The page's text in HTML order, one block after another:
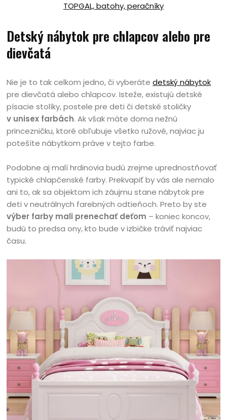
TOPGAL, batohy, peračníky
Detský nábytok pre chlapcov alebo pre
dievčatá
Nie je to tak celkom jedno, či vyberátedetský nábytok
pre dievčatá alebo chlapcov. Isteže, existujú detské
písacie stolíky, postele pre deti či detské stoličky
v unisex farbách. Ak však máte doma nežnú
princezničku, ktoré obľubuje všetko ružové, najviac ju
potešíte nábytkom práve v tejto farbe.
Podobne aj malí hrdinovia budú zrejme uprednostňovať
typické chlapčenské farby. Prekvapiť by vás ale nemalo
ani to, ak sa objektom ich záujmu stane nábytok pre
deti v neutrálnych farebných odtieňoch. Preto by ste
výber farby mali prenechať deťom – koniec koncov,
budú to predsa ony, kto bude v izbičke tráviť najviac
času.